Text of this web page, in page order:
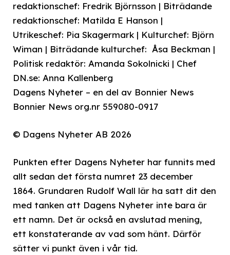
redaktionschef: Fredrik Björnsson | Biträdande
redaktionschef: Matilda E Hanson |
Utrikeschef: Pia Skagermark | Kulturchef: Björn
Wiman | Biträdande kulturchef: Åsa Beckman |
Politisk redaktör: Amanda Sokolnicki | Chef
DN.se: Anna Kallenberg
Dagens Nyheter – en del av Bonnier News
Bonnier News org.nr 559080-0917
© Dagens Nyheter AB 2026
Punkten efter Dagens Nyheter har funnits med
allt sedan det första numret 23 december
1864. Grundaren Rudolf Wall lär ha satt dit den
med tanken att Dagens Nyheter inte bara är
ett namn. Det är också en avslutad mening,
ett konstaterande av vad som hänt. Därför
sätter vi punkt även i vår tid.